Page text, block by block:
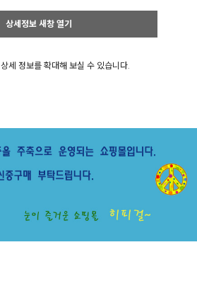
상세정보 새창 열기
상세 정보를 확대해 보실 수 있습니다.